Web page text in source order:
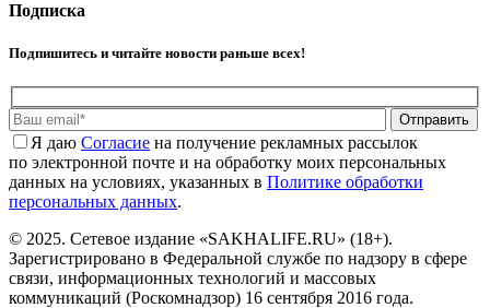
Подписка
Подпишитесь и читайте новости раньше всех!
Отправить
Я даю Cогласие на получение рекламных рассылок
по электронной почте и на обработку моих персональных
данных на условиях, указанных в Политике обработки
персональных данных.
© 2025. Сетевое издание «SAKHALIFE.RU» (18+).
Зарегистрировано в Федеральной службе по надзору в сфере
связи, информационных технологий и массовых
коммуникаций (Роскомнадзор) 16 сентября 2016 года.